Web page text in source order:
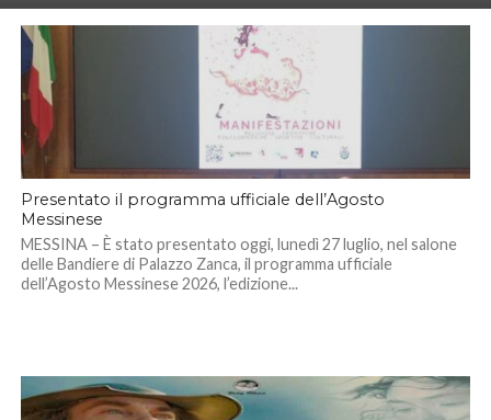
Presentato il programma ufficiale dell’Agosto
Messinese
MESSINA – È stato presentato oggi, lunedì 27 luglio, nel salone
delle Bandiere di Palazzo Zanca, il programma ufficiale
dell’Agosto Messinese 2026, l’edizione...